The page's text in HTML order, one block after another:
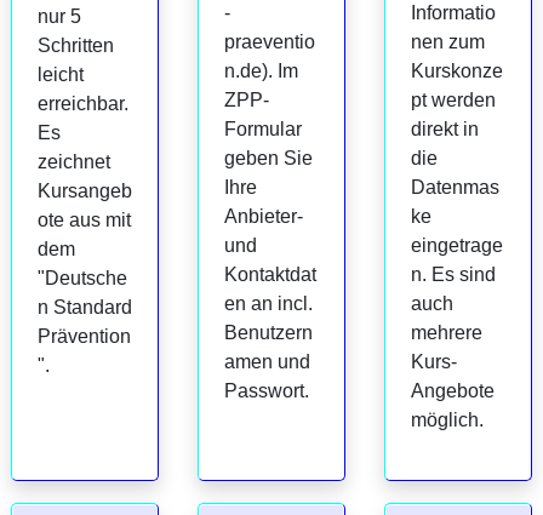
nur 5
Schritten
leicht
erreichbar.
Es
zeichnet
Kursangeb
ote aus mit
dem
"Deutsche
n Standard
Prävention
".
-
praeventio
n.de). Im
ZPP-
Formular
geben Sie
Ihre
Anbieter-
und
Kontaktdat
en an incl.
Benutzern
amen und
Passwort.
Informatio
nen zum
Kurskonze
pt werden
direkt in
die
Datenmas
ke
eingetrage
n. Es sind
auch
mehrere
Kurs-
Angebote
möglich.